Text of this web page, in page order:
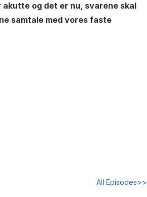
akutte og det er nu, svarene skal
samtale med vores faste
All Episodes>>